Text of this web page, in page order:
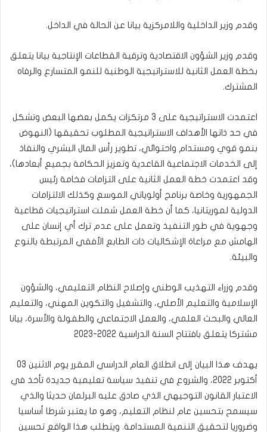
وقدم وزير الداخلية واللامركزية بيانا عن الحالة في الداخل.
وقدم وزير الشؤون الاقتصادية وترقية القطاعات الإنتاجية بيانا يتعلق
بخطة العمل الثانية للاستراتيجية الوطنية للنمو المتسارع والرفاه
المشترك.
اعتمدت الاستراتيجية على 3 مرتكزات يكمل بعضها البعض وتشكل
في حد ذاتها الأهداف الاستراتيجية المطلوب تحقيقها (النهوض
بنمو قوي ومستدام واحتوائي، تطوير رأس المال البشري والنفاذ
إلى الخدمات الاجتماعية القاعدية وتعزيز الحكامة بجميع أبعادها)،
وقد اعتمدت خطة العمل الثانية على التزامات فخامة رئيس
الجمهورية وخاصة برنامج أولوياتي الموسع وكذلك الالتزامات
الدولية لموريتانيا، كما أن خطة العمل شملت استراتيجيات قطاعية
وجهوية في طور التنفيذ وتعمل على عدم ترك أي إنسان على
الهامش مع مراعاة الإشكاليات ذات الطابع الأفقي المرتبطة بالنوع
والبيئة.
وقدم وزراء التهذيب الوطني وإصلاح النظام التعليمي، والشؤون
الإسلامية والتعليم الأصلي، والتشغيل والتكوين المهني، والتعليم
العالي والبحث العلمي، والعمل الاجتماعي والطفولة والأسرة، بيانا
مشتركا يتعلق بافتتاح السنة الدراسية 2022-2023
يهدف هذا البيان إلى انطلاق العام الدراسي المقرر يوم الاثنين 03
أكتوبر 2022، والشروع في تنفيذ سياسة تعليمية جديدة تأخذ في
الاعتبار القانون التوجيهي الذي صادق عليه البرلمان حديثا والذي
سيسمح بتحسين عام لنظام التعليم، وهو ما يعتبر شرطا أساسيا
وضروريا لتحقيق التنمية المستدامة. ويتطلب هذا الواقع تحسين